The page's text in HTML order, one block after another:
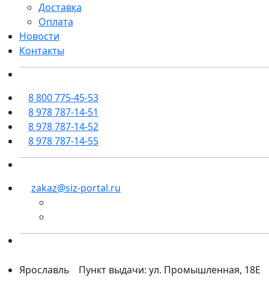
Доставка
Оплата
Новости
Контакты
8 800 775-45-53
8 978 787-14-51
8 978 787-14-52
8 978 787-14-55
zakaz@siz-portal.ru
Ярославль Пункт выдачи: ул. Промышленная, 18Е